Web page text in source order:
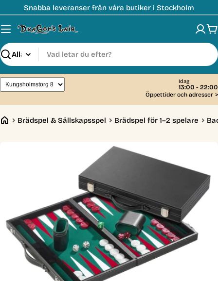
till
innehåll
Snabba leveranser från våra butiker i Stockholm
Sök
Idag
13:00 - 22:00
Öppettider och adresser >
Brädspel & Sällskapsspel Brädspel för 1–2 spelare
media 0 i modal